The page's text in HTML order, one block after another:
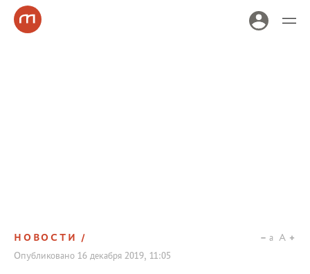
НОВОСТИ
Опубликовано 16 декабря 2019, 11:05
a A